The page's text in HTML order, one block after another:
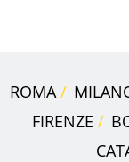
ROMA
FIRENZE